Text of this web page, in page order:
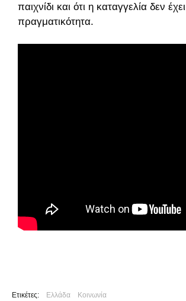
παιχνίδι και ότι η καταγγελία δεν
πραγματικότητα.
Ετικέτες: Ελλάδα Κοινωνία